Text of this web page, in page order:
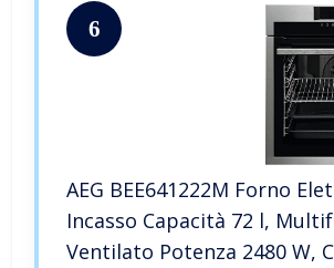
6
AEG BEE641222M Forno
Incasso Capacità 72 l,
Ventilato Potenza 2480 W,